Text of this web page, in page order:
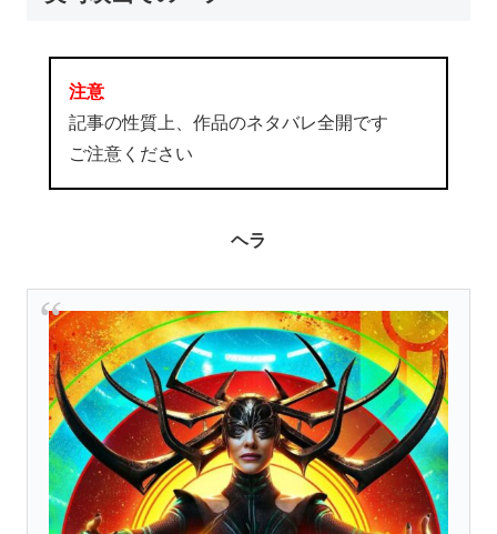
注意
記事の性質上、作品のネタバレ全開です
ご注意ください
ヘラ